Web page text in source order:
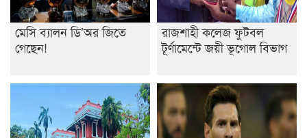
মেসি ব্যালন ডি’অর জিতে
গেছেন!
রাজশাহী কলেজ ফুটবল
টূর্ণামেন্টে জয়ী ভূগোল বিভাগ